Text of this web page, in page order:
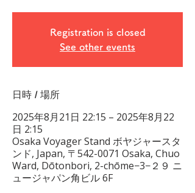
Registration is closed
See other events
日時 / 場所
2025年8月21日 22:15 – 2025年8月22
日 2:15
Osaka Voyager Stand ボヤジャースタ
ンド, Japan, 〒542-0071 Osaka, Chuo
Ward, Dōtonbori, 2-chōme−3−２９ ニ
ュージャパン角ビル 6F